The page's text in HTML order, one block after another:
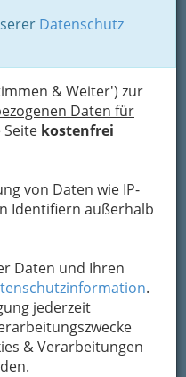
Datenschutz
& Weiter') zur
Daten für
Seite kostenfrei
von Daten wie IP-
Identifiern außerhalb
Daten und Ihren
.
jederzeit
& Verarbeitungen
8042 Graz-